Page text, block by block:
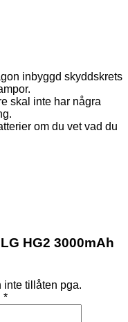
inbyggd skyddskrets
skal inte har några
om du vet vad du
HG2 3000mAh
tillåten pga.
*